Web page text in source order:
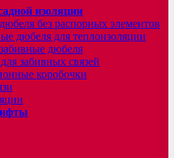
изоляции
без распорных элементов
дюбеля для теплоизоляции
дюбеля
забивных связей
коробочки